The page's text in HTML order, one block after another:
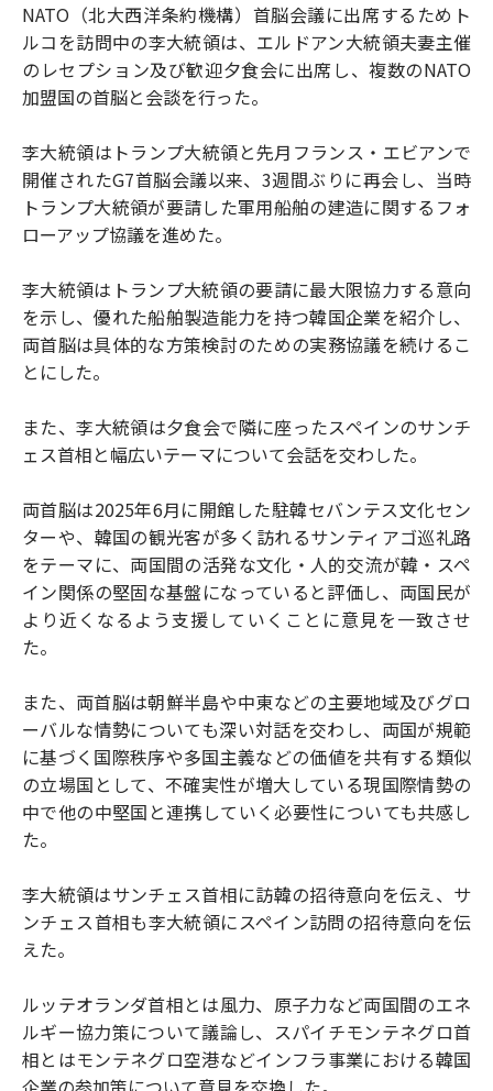
NATO（北大西洋条約機構）首脳会議に出席するためト
ルコを訪問中の李大統領は、エルドアン大統領夫妻主催
のレセプション及び歓迎夕食会に出席し、複数のNATO
加盟国の首脳と会談を行った。
李大統領はトランプ大統領と先月フランス・エビアンで
開催されたG7首脳会議以来、3週間ぶりに再会し、当時
トランプ大統領が要請した軍用船舶の建造に関するフォ
ローアップ協議を進めた。
李大統領はトランプ大統領の要請に最大限協力する意向
を示し、優れた船舶製造能力を持つ韓国企業を紹介し、
両首脳は具体的な方策検討のための実務協議を続けるこ
とにした。
また、李大統領は夕食会で隣に座ったスペインのサンチ
ェス首相と幅広いテーマについて会話を交わした。
両首脳は2025年6月に開館した駐韓セバンテス文化セン
ターや、韓国の観光客が多く訪れるサンティアゴ巡礼路
をテーマに、両国間の活発な文化・人的交流が韓・スペ
イン関係の堅固な基盤になっていると評価し、両国民が
より近くなるよう支援していくことに意見を一致させ
た。
また、両首脳は朝鮮半島や中東などの主要地域及びグロ
ーバルな情勢についても深い対話を交わし、両国が規範
に基づく国際秩序や多国主義などの価値を共有する類似
の立場国として、不確実性が増大している現国際情勢の
中で他の中堅国と連携していく必要性についても共感し
た。
李大統領はサンチェス首相に訪韓の招待意向を伝え、サ
ンチェス首相も李大統領にスペイン訪問の招待意向を伝
えた。
ルッテオランダ首相とは風力、原子力など両国間のエネ
ルギー協力策について議論し、スパイチモンテネグロ首
相とはモンテネグロ空港などインフラ事業における韓国